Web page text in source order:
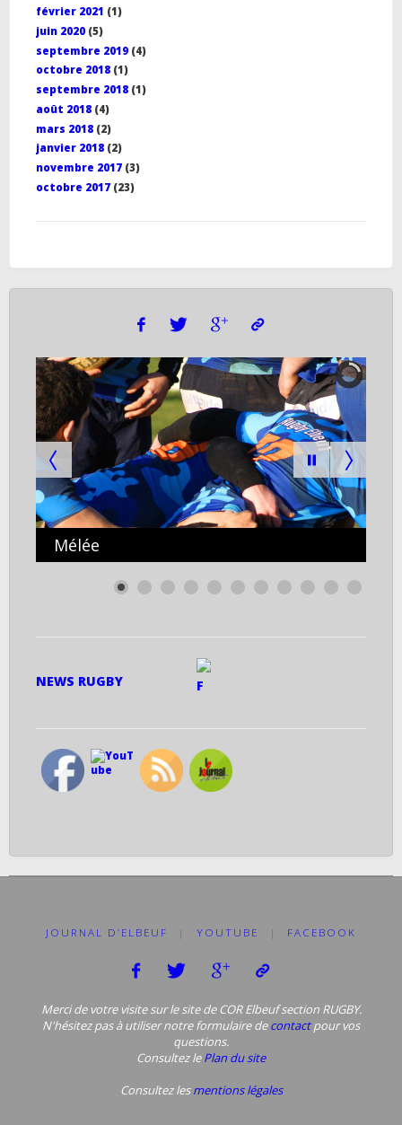
février 2021 (1)
juin 2020(5)
septembre 2019(4)
octobre 2018(1)
septembre 2018(1)
août 2018(4)
mars 2018(2)
janvier 2018(2)
novembre 2017(3)
octobre 2017(23)
Mélée
NEWS RUGBY
JOURNAL D’ELBEUF | YOUTUBE | FACEBOOK
Merci de votre visite sur le site de COR Elbeuf section RUGBY.
N'hésitez pas à utiliser notre formulaire decontactpour vos
questions.
Consultez lePlan du site
Consultez lesmentions légales